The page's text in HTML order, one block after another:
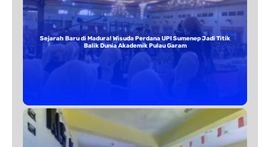
Sejarah Baru di Madura! Wisuda Perdana UPI Sumenep Jadi Titik
Balik Dunia Akademik Pulau Garam